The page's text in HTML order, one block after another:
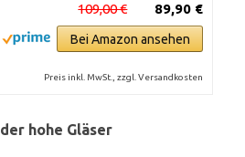
89,90 €
109,00 €
Bei Amazon ansehen
Preis inkl. MwSt., zzgl. Versandkosten
hohe Gläser